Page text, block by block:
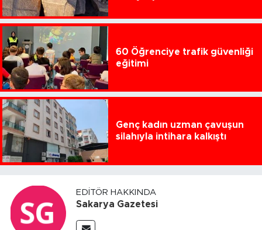
60 Öğrenciye trafik güvenliği
eğitimi
Genç kadın uzman çavuşun
silahıyla intihara kalkıştı
EDITÖR HAKKINDA
Sakarya Gazetesi